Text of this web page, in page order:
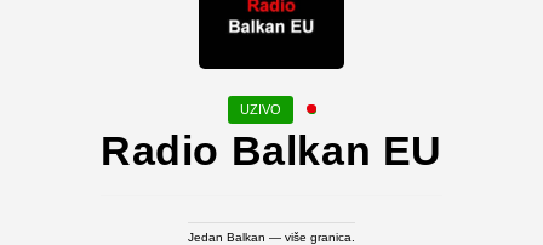
Radio Balkan EU
Jedan Balkan — više granica.